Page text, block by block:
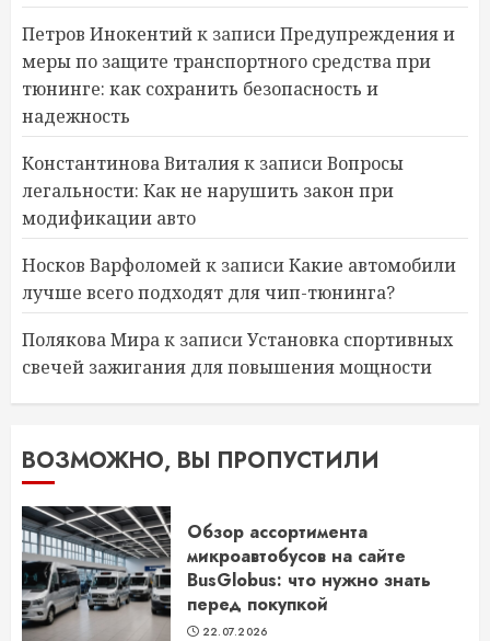
Петров Инокентийк записиПредупреждения и
меры по защите транспортного средства при
тюнинге: как сохранить безопасность и
надежность
Константинова Виталияк записиВопросы
легальности: Как не нарушить закон при
модификации авто
Носков Варфоломейк записиКакие автомобили
лучше всего подходят для чип-тюнинга?
Полякова Мирак записиУстановка спортивных
свечей зажигания для повышения мощности
ВОЗМОЖНО, ВЫ ПРОПУСТИЛИ
Обзор ассортимента
микроавтобусов на сайте
BusGlobus: что нужно знать
перед покупкой
22.07.2026